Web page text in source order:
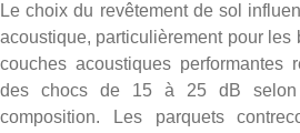
Le choix du revêtement de sol
acoustique, particulièrement pour les
couches acoustiques performantes
des chocs de 15 à 25 dB
composition. Les parquets